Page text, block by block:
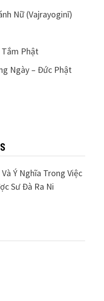
Nữ (Vajrayoginī)
Phật
Ngày – Đức Phật
Ý Nghĩa Trong Việc
Sư Đà Ra Ni